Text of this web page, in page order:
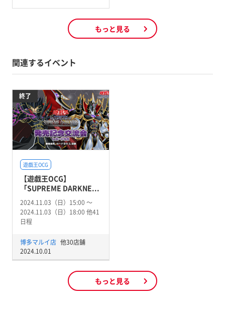
もっと見る
関連するイベント
終了
遊戯王OCG
【遊戯王OCG】
「SUPREME DARKNE...
2024.11.03（日）15:00 〜
2024.11.03（日）18:00 他41
日程
博多マルイ店 他30店舗
2024.10.01
もっと見る